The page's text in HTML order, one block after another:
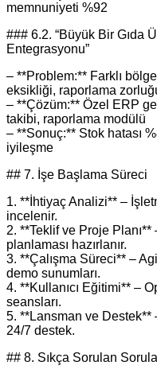
memnuniyeti %92
### 6.2. “Büyük Bir Gıda
Entegrasyonu”
– **Problem:** Farklı
eksikliği, raporlama
– **Çözüm:** Özel ERP
takibi, raporlama modülü
– **Sonuç:** Stok hatası
iyileşme
## 7. İşe Başlama Süreci
1. **İhtiyaç Analizi** –
incelenir.
2. **Teklif ve Proje
planlaması hazırlanır.
3. **Çalışma Süreci** –
demo sunumları.
4. **Kullanıcı Eğitimi** –
seansları.
5. **Lansman ve Destek**
24/7 destek.
## 8. Sıkça Sorulan